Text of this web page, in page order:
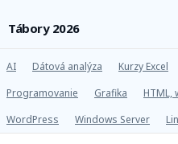
Tábory 2026
AI Dátová analýza Kurzy Excel
Programovanie
Grafika HTML,
WordPress
Windows Server